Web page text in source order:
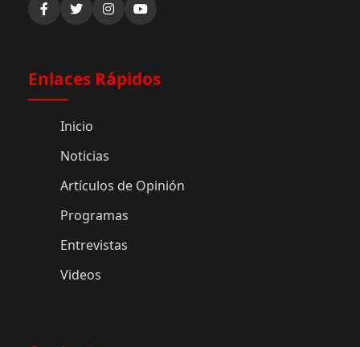
Enlaces Rápidos
Inicio
Noticias
Artículos de Opinión
Programas
Entrevistas
Videos